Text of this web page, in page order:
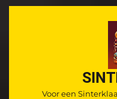
Ga
Voor een